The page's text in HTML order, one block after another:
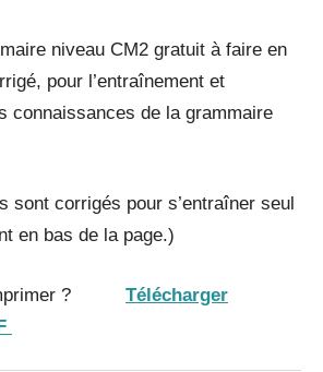
niveau CM2 gratuit à faire en
pour l’entraînement et
connaissances de la grammaire
sont corrigés pour s’entraîner seul
en bas de la page.)
? Télécharger